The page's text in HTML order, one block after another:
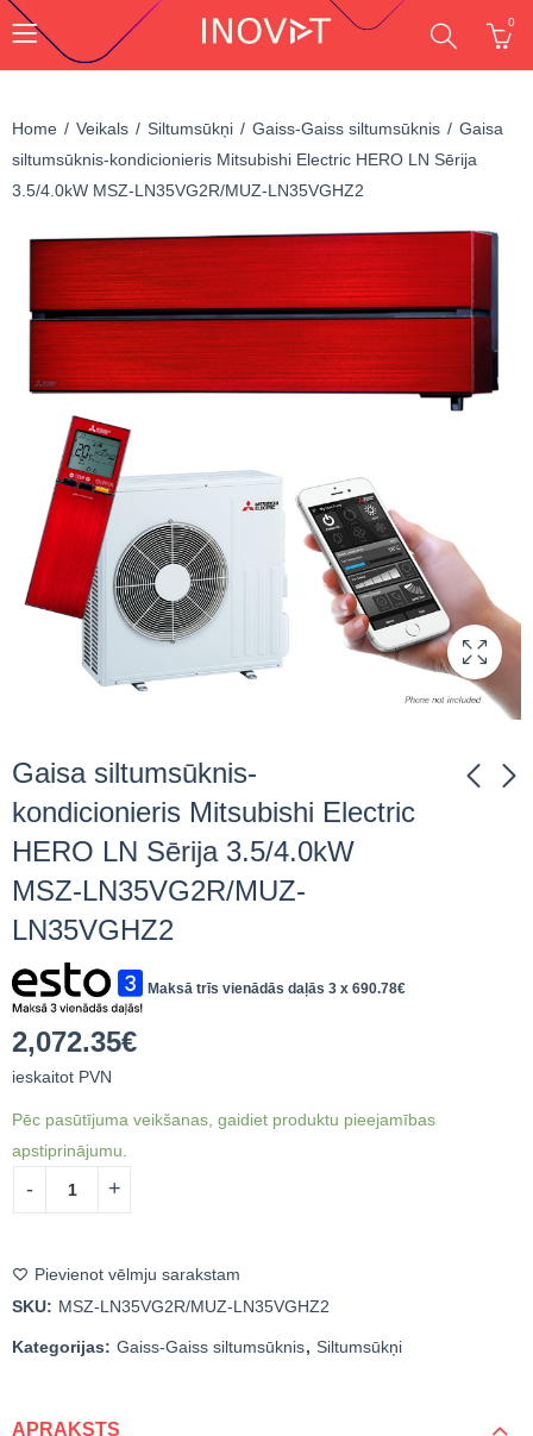
0
Home Veikals Siltumsūkņi Gaiss-Gaiss siltumsūknis
Gaisa
siltumsūknis-kondicionieris Mitsubishi Electric HERO LN Sērija
3.5/4.0kW MSZ-LN35VG2R/MUZ-LN35VGHZ2
Gaisa siltumsūknis-
kondicionieris Mitsubishi Electric
HERO LN Sērija 3.5/4.0kW
MSZ-LN35VG2R/MUZ-
LN35VGHZ2
Gaisa siltumsūknis-
LN35VG2B/MUZ-
LN35VG2V/MUZ-
Maksā trīs vienādās daļās 3 x 690.78€
2,072.35€
ieskaitot PVN
Pēc pasūtījuma veikšanas, gaidiet produktu pieejamības
apstiprinājumu.
Pievienot vēlmju sarakstam
SKU: MSZ-LN35VG2R/MUZ-LN35VGHZ2
Kategorijas: Gaiss-Gaiss siltumsūknis, Siltumsūkņi
APRAKSTS